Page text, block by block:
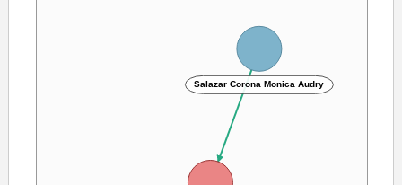
Salazar Corona Monica Audry